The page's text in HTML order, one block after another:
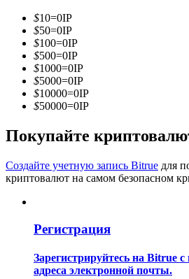
Станьте копи-трейдером
Наслаждайтесь
за копи-трейдинг
Информация
Анализ больших данных,
и т. д.
$10=0IP
$50=0IP
$100=0IP
$500=0IP
$1000=0IP
$5000=0IP
$10000=0IP
$50000=0IP
Покупайте
Создайте учетную запись Bitrue для
криптовалют на самом безопасном
Регистрация
Зарегистрируйтесь на Bitrue
адреса электронной почты.